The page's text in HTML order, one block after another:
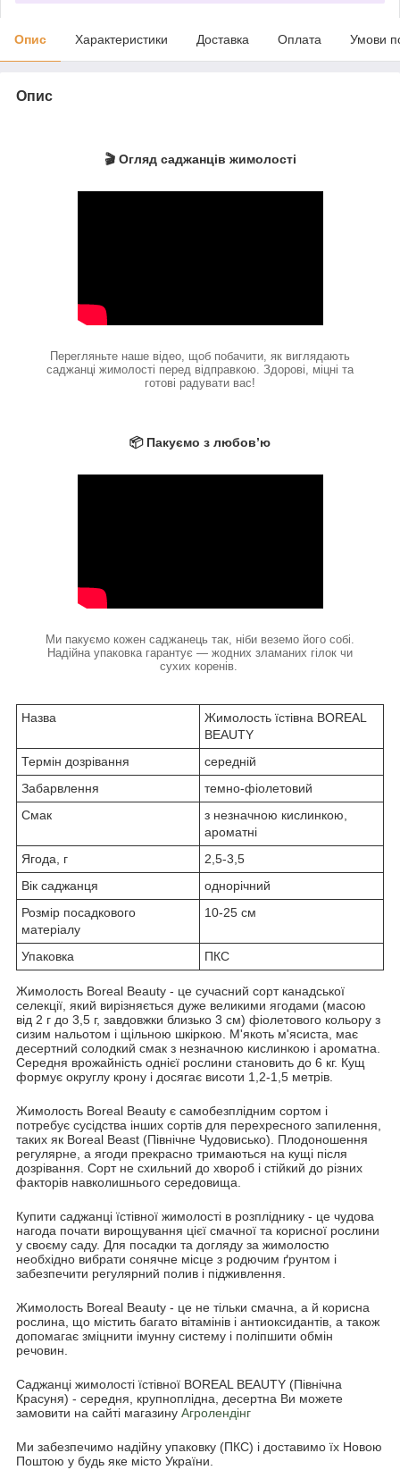
Опис Характеристики Доставка Оплата Умови
Опис
🎬 Огляд саджанців жимолості
Перегляньте наше відео, щоб побачити, як виглядають
саджанці жимолості перед відправкою. Здорові, міцні та
готові радувати вас!
📦 Пакуємо з любов’ю
Ми пакуємо кожен саджанець так, ніби веземо його собі.
Надійна упаковка гарантує — жодних зламаних гілок чи
сухих коренів.
Назва
Жимолость їстівна BOREAL
BEAUTY
Термін дозрівання
середній
Забарвлення
темно-фіолетовий
Смак
з незначною кислинкою,
ароматні
Ягода, г
2,5-3,5
Вік саджанця
однорічний
Розмір посадкового
матеріалу
10-25 см
Упаковка ПКС
Жимолость Boreal Beauty - це сучасний сорт канадської
селекції, який вирізняється дуже великими ягодами (масою
від 2 г до 3,5 г, завдовжки близько 3 см) фіолетового кольору з
сизим нальотом і щільною шкіркою. М'якоть м'ясиста, має
десертний солодкий смак з незначною кислинкою і ароматна.
Середня врожайність однієї рослини становить до 6 кг. Кущ
формує округлу крону і досягає висоти 1,2-1,5 метрів.
Жимолость Boreal Beauty є самобезплідним сортом і
потребує сусідства інших сортів для перехресного запилення,
таких як Boreal Beast (Північне Чудовисько). Плодоношення
регулярне, а ягоди прекрасно тримаються на кущі після
дозрівання. Сорт не схильний до хвороб і стійкий до різних
факторів навколишнього середовища.
Купити саджанці їстівної жимолості в розпліднику - це чудова
нагода почати вирощування цієї смачної та корисної рослини
у своєму саду. Для посадки та догляду за жимолостю
необхідно вибрати сонячне місце з родючим ґрунтом і
забезпечити регулярний полив і підживлення.
Жимолость Boreal Beauty - це не тільки смачна, а й корисна
рослина, що містить багато вітамінів і антиоксидантів, а також
допомагає зміцнити імунну систему і поліпшити обмін
речовин.
Саджанці жимолості їстівної BOREAL BEAUTY (Північна
Красуня) - середня, крупноплідна, десертна Ви можете
замовити на сайті магазину Агролендінг
Ми забезпечимо надійну упаковку (ПКС) і доставимо їх Новою
Поштою у будь яке місто України.